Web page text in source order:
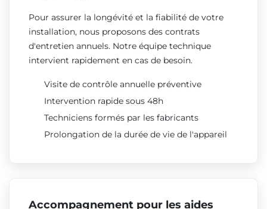
Pour assurer la longévité et la fiabilité de votre
installation, nous proposons des contrats
d'entretien annuels. Notre équipe technique
intervient rapidement en cas de besoin.
Visite de contrôle annuelle préventive
Intervention rapide sous 48h
Techniciens formés par les fabricants
Prolongation de la durée de vie de l'appareil
Accompagnement pour les aides